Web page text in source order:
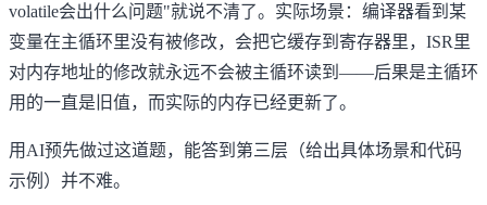
volatile会出什么问题"就说不清了。实际场景：编译器看到某
变量在主循环里没有被修改，会把它缓存到寄存器里，ISR里
对内存地址的修改就永远不会被主循环读到——后果是主循环
用的一直是旧值，而实际的内存已经更新了。
用AI预先做过这道题，能答到第三层（给出具体场景和代码
示例）并不难。